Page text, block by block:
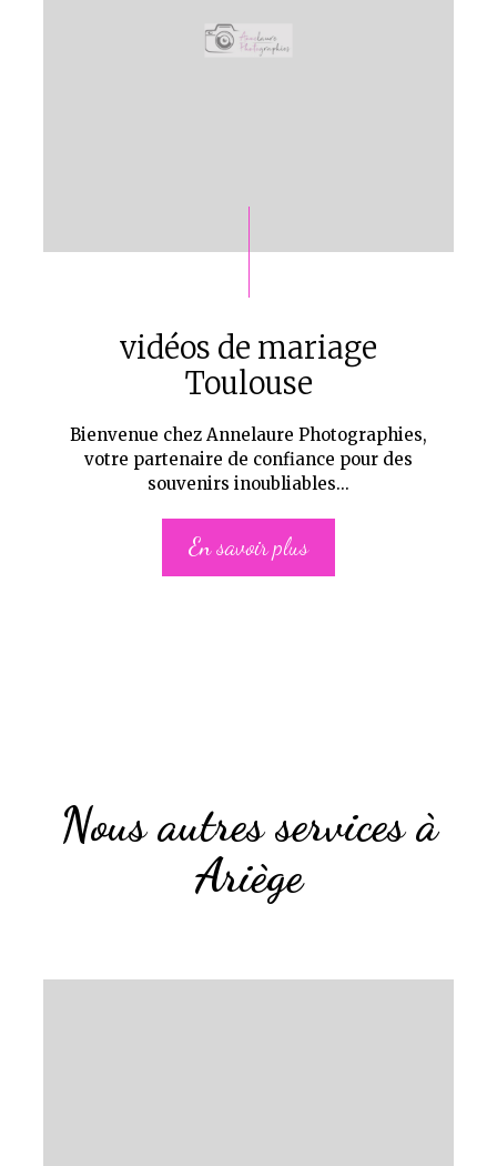
vidéos de mariage
Toulouse
Bienvenue chez Annelaure Photographies,
votre partenaire de confiance pour des
souvenirs inoubliables...
En savoir plus
Nous autres services à
Ariège